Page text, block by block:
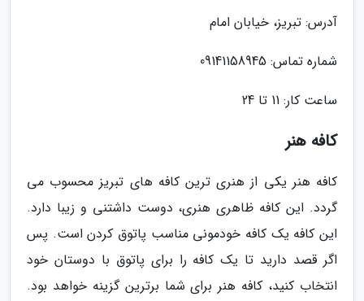
آدرس: تبریز، خیابان امام
شماره تماس: 09141158945
ساعت کار: 11 تا 24
کافه هنر
کافه هنر یکی از هنری ترین کافه های تبریز محسوب می
گردد. این کافه ظاهری هنری، دوست داشتنی و زیبا دارد.
این کافه یک کافه خودمونی مناسب پاتوق کردن است. پس
اگر قصد دارید تا یک کافه را برای پاتوق با دوستان خود
انتخاب کنید، کافه هنر برای شما برترین گزینه خواهد بود.